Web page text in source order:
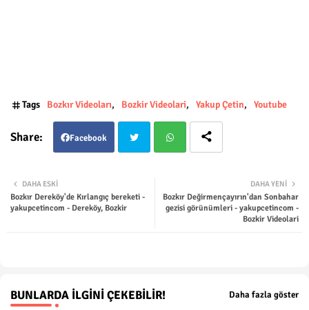
Tags Bozkır Videoları Bozkir Videolari Yakup Çetin Youtube
Facebook
ter tsap
DAHA YENI
Bozkır Değirmençayırın'dan Sonbahar
gezisi görünümleri - yakupcetincom -
Bozkir Videolari
DAHA ESKI
Bozkır Dereköy'de Kırlangıç bereketi -
yakupcetincom - Dereköy, Bozkir
BUNLARDA İLGINI ÇEKEBILIR! Daha fazla göster